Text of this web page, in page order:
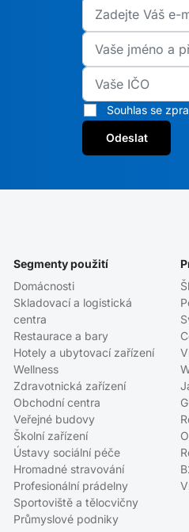
Souhlas se
Odeslat
Segmenty použití
Domácnosti
Skladovací a logistická
centra
Restaurace a bary
Hotely a ubytovací zařízení
Wellness
Zdravotnická zařízení
Obchodní centra
Veřejné budovy
Školní zařízení
Ústavy sociální péče
Hromadné stravování
Profesionální prádelny
Sportoviště a tělocvičny
Průmyslové podniky